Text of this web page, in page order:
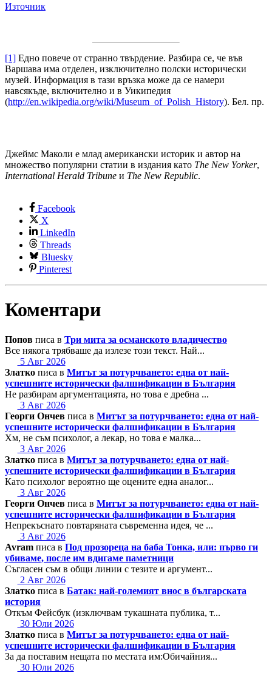
Източник
[1] Едно повече от странно твърдение. Разбира се, че във
Варшава има отделен, изключително полски исторически
музей. Информация в тази връзка може да се намери
навсякъде, включително и в Уикипедия
(http://en.wikipedia.org/wiki/Museum_of_Polish_History). Бел. пр.
Джеймс Маколи е млад американски историк и автор на
множество популярни статии в издания като The New Yorker,
International Herald Tribune и The New Republic.
Facebook
X
LinkedIn
Threads
Bluesky
Pinterest
Коментари
Попов писа в Три мита за османското владичество
Все някога трябваше да излезе този текст. Най...
5 Авг 2026
Златко писа в Митът за потурчването: една от най-
успешните исторически фалшификации в България
Не разбирам аргументацията, но това е дребна ...
3 Авг 2026
Георги Ончев писа в Митът за потурчването: една от най-
успешните исторически фалшификации в България
Хм, не съм психолог, а лекар, но това е малка...
3 Авг 2026
Златко писа в Митът за потурчването: една от най-
успешните исторически фалшификации в България
Като психолог вероятно ще оцените една аналог...
3 Авг 2026
Георги Ончев писа в Митът за потурчването: една от най-
успешните исторически фалшификации в България
Непрекъснато повтаряната съвременна идея, че ...
3 Авг 2026
Avram писа в Под прозореца на баба Тонка, или: първо ги
убиваме, после им вдигаме паметници
Съгласен съм в общи линии с тезите и аргумент...
2 Авг 2026
Златко писа в Батак: най-големият внос в българската
история
Откъм Фейсбук (изключвам тукашната публика, т...
30 Юли 2026
Златко писа в Митът за потурчването: една от най-
успешните исторически фалшификации в България
За да поставим нещата по местата им:Обичайния...
30 Юли 2026